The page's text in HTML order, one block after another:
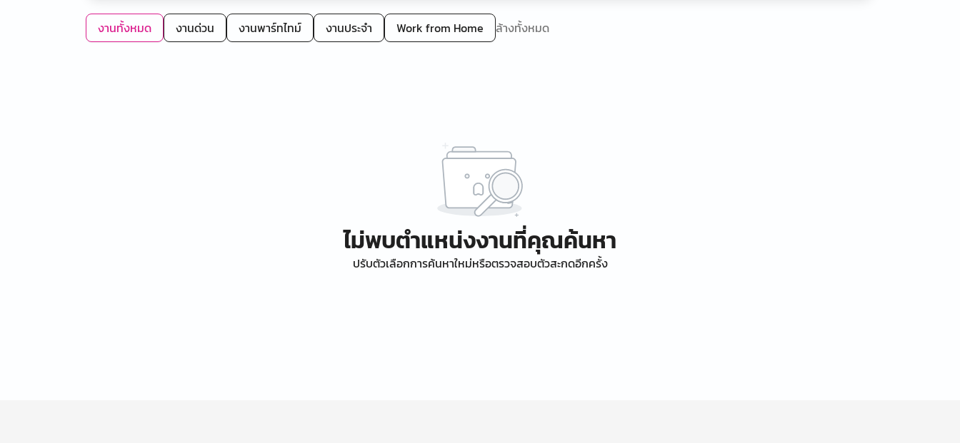
งานทั้งหมด งานด่วน งานพาร์ทไทม์ งานประจำ Work from Home ล้างทั้งหมด
ไม่พบตำแหน่งงานที่คุณค้นหา
ปรับตัวเลือกการค้นหาใหม่หรือตรวจสอบตัวสะกดอีกครั้ง